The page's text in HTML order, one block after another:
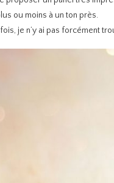
ou moins à un ton près.
je n’y ai pas forcément